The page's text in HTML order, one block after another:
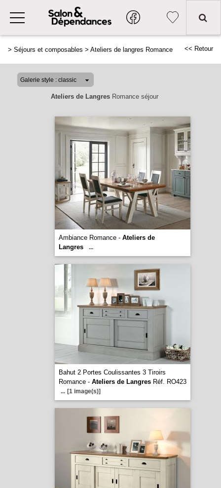
> Séjours et composables > Ateliers de langres Romance << Retour
Ateliers de LangresRomance séjour
Ambiance Romance - Ateliers de
Langres
...
Bahut 2 Portes Coulissantes 3 Tiroirs
Romance - Ateliers de LangresRéf. RO423
... [1 image(s)]